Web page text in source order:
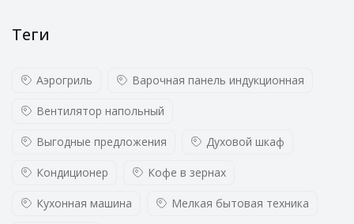
Теги
Аэрогриль Варочная панель индукционная
Вентилятор напольный
Выгодные предложения Духовой шкаф
Кондиционер Кофе в зернах
Кухонная машина Мелкая бытовая техника